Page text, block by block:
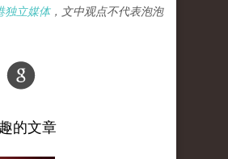
独立媒体，文中观点不代表泡泡
的文章